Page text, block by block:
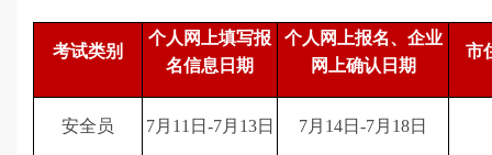
考试类别
个人网上填写报
名信息日期
个人网上报名、企业
网上确认日期
市
安全员 7月11日-7月13日 7月14日-7月18日